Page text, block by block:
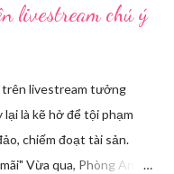
livestream chú ý
trên livestream tưởng
là kẽ hở để tội phạm
chiếm đoạt tài sản.
Vừa qua, Phòng An